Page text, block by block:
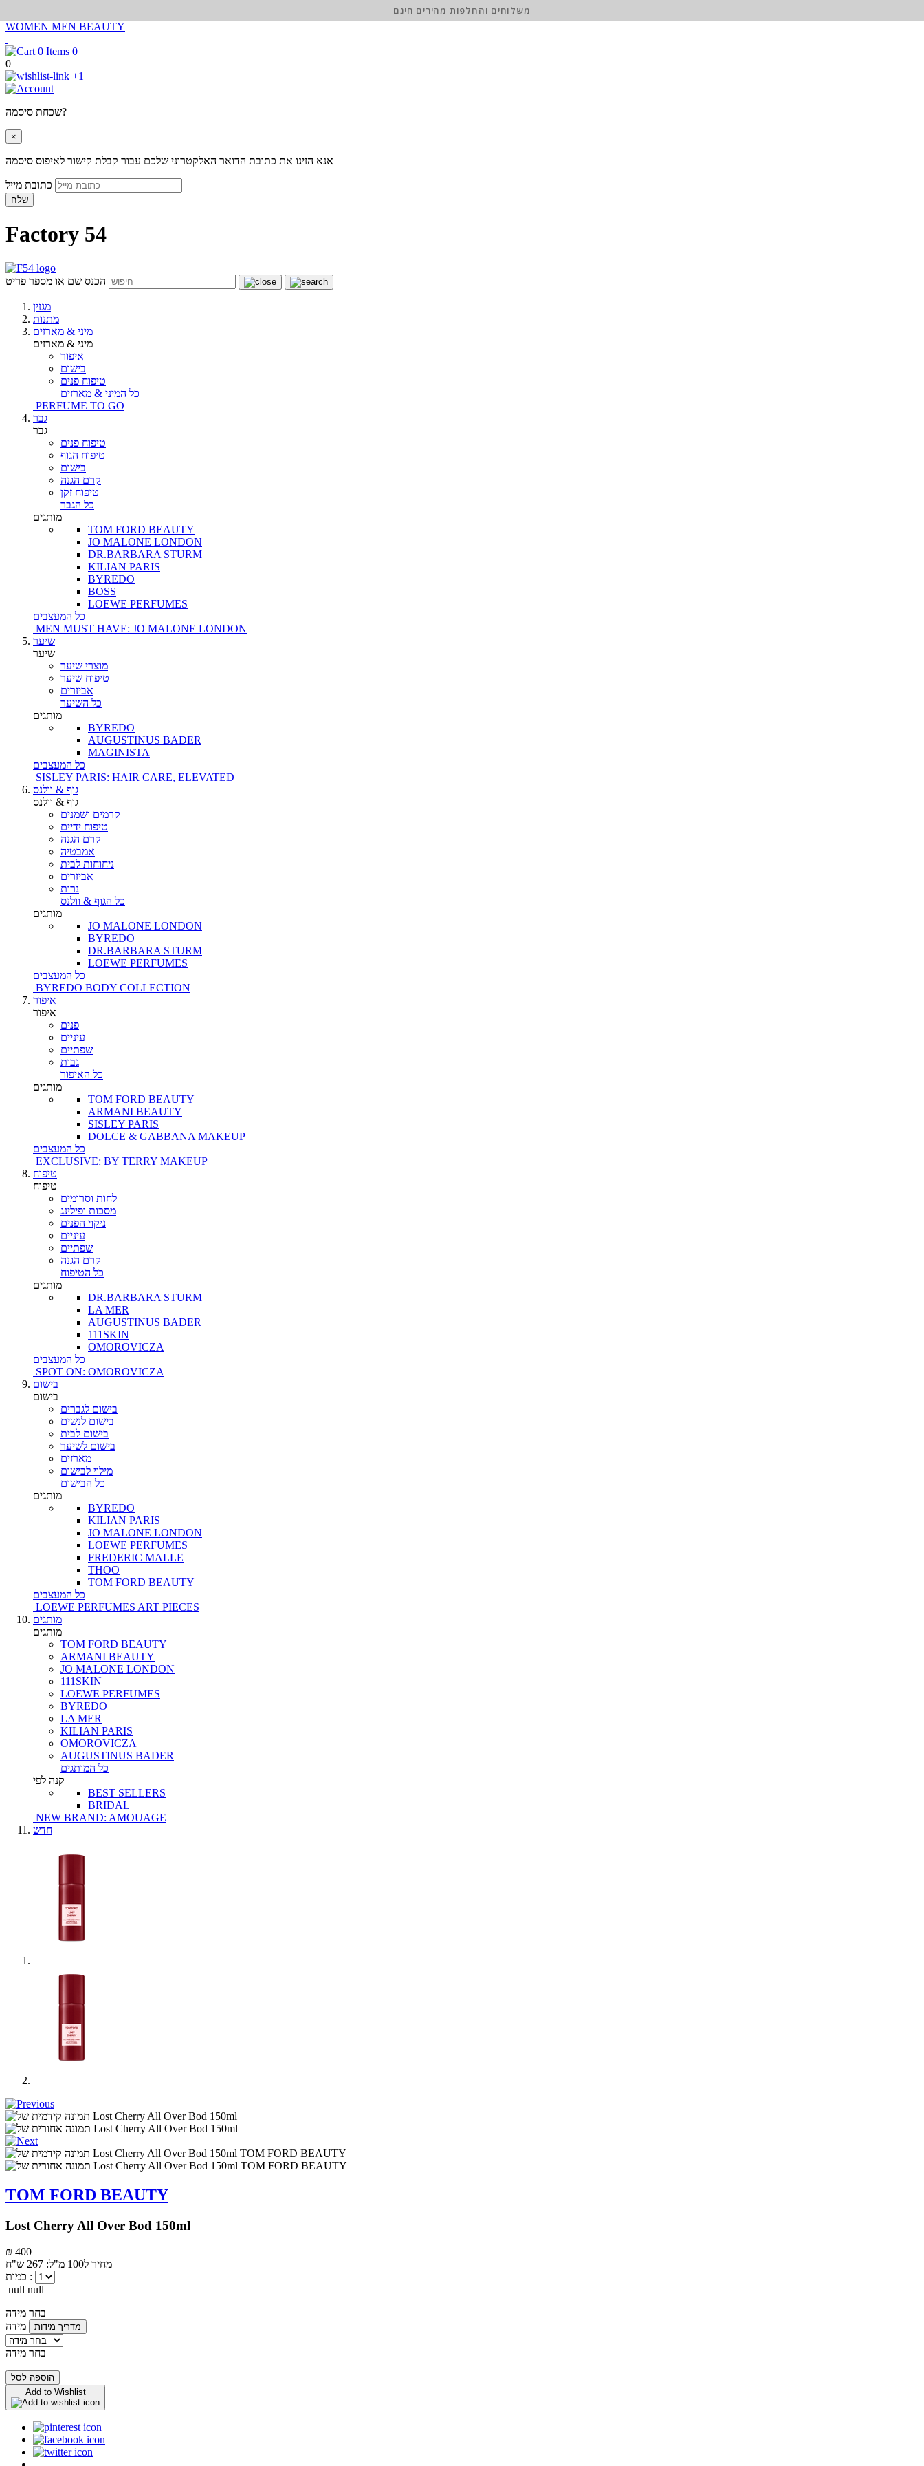
WOMEN MEN BEAUTY
0
0
+1
שכחת סיסמה?
×
אנא הזינו את כתובת הדואר האלקטרוני שלכם עבור קבלת קישור לאיפוס סיסמה
שלח
Factory 54
הכנס שם או מספר פריט
מגזין
מתנות
מיני & מארזים
מיני & מארזים
איפור
בישום
טיפוח פנים
כל המיני & מארזים
PERFUME TO GO
גבר
גבר
טיפוח פנים
טיפוח הגוף
בישום
קרם הגנה
טיפוח זקן
כל הגבר
מותגים
TOM FORD BEAUTY
JO MALONE LONDON
DR.BARBARA STURM
KILIAN PARIS
BYREDO
BOSS
LOEWE PERFUMES
כל המעצבים
MEN MUST HAVE: JO MALONE LONDON
שיער
שיער
מוצרי שיער
טיפוח שיער
אביזרים
כל השיער
מותגים
BYREDO
AUGUSTINUS BADER
MAGINISTA
כל המעצבים
SISLEY PARIS: HAIR CARE, ELEVATED
גוף & וולנס
גוף & וולנס
קרמים ושמנים
טיפוח ידיים
קרם הגנה
אמבטיה
ניחוחות לבית
אביזרים
נרות
כל הגוף & וולנס
מותגים
JO MALONE LONDON
BYREDO
DR.BARBARA STURM
LOEWE PERFUMES
כל המעצבים
BYREDO BODY COLLECTION
איפור
איפור
פנים
עיניים
שפתיים
גבות
כל האיפור
מותגים
TOM FORD BEAUTY
ARMANI BEAUTY
SISLEY PARIS
DOLCE & GABBANA MAKEUP
כל המעצבים
EXCLUSIVE: BY TERRY MAKEUP
טיפוח
טיפוח
לחות וסרומים
מסכות ופילינג
ניקוי הפנים
עיניים
שפתיים
קרם הגנה
כל הטיפוח
מותגים
DR.BARBARA STURM
LA MER
AUGUSTINUS BADER
111SKIN
OMOROVICZA
כל המעצבים
SPOT ON: OMOROVICZA
בישום
בישום
בישום לגברים
בישום לנשים
בישום לבית
בישום לשיער
מארזים
מילוי לבישום
כל הבישום
מותגים
BYREDO
KILIAN PARIS
JO MALONE LONDON
LOEWE PERFUMES
FREDERIC MALLE
THOO
TOM FORD BEAUTY
כל המעצבים
LOEWE PERFUMES ART PIECES
מותגים
מותגים
TOM FORD BEAUTY
ARMANI BEAUTY
JO MALONE LONDON
111SKIN
LOEWE PERFUMES
BYREDO
LA MER
KILIAN PARIS
OMOROVICZA
AUGUSTINUS BADER
כל המותגים
קנה לפי
BEST SELLERS
BRIDAL
NEW BRAND: AMOUAGE
חדש
TOM FORD BEAUTY
Lost Cherry All Over Bod 150ml
₪ 400
מחיר ל100 מ"ל: 267 ש"ח
כמות :
null null
בחר מידה
מידה
מדריך מידות
בחר מידה
הוספה לסל
Add to Wishlist
משלוחים והחלפות מהירים חינם